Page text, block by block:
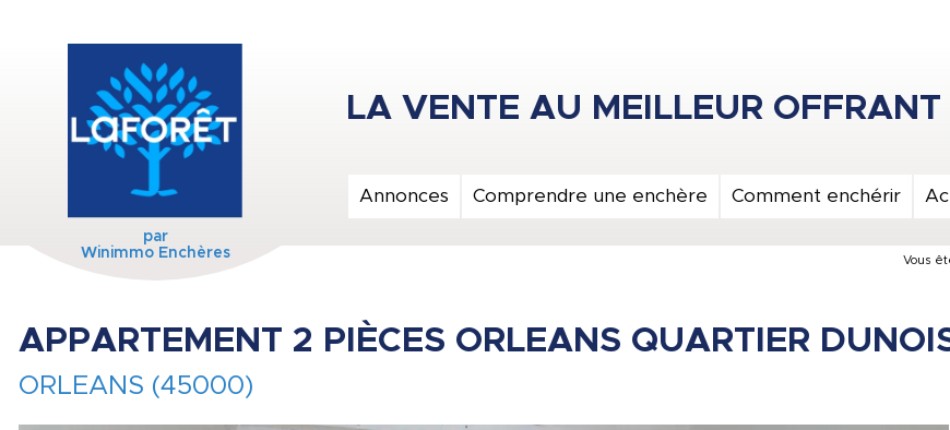
par
Winimmo Enchères
Annonces Comprendre une enchère Comment enchérir
Vous
APPARTEMENT 2 PIÈCES ORLEANS QUARTIER
ORLEANS (45000)